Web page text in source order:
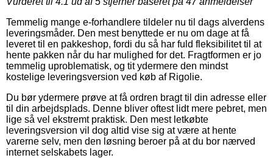
Temmelig mange e-forhandlere tildeler nu til dags alverdens
leveringsmåder. Den mest benyttede er nu om dage at få
leveret til en pakkeshop, fordi du så har fuld fleksibilitet til at
hente pakken når du har mulighed for det. Fragtformen er jo
temmelig uproblematisk, og tit ydermere den mindst
kostelige leveringsversion ved køb af Rigolie.
Du bør ydermere prøve at få ordren bragt til din adresse eller
til din arbejdsplads. Denne bliver oftest lidt mere pebret, men
lige så vel ekstremt praktisk. Den mest letkøbte
leveringsversion vil dog altid vise sig at være at hente
varerne selv, men den løsning beroer på at du bor nærved
internet selskabets lager.